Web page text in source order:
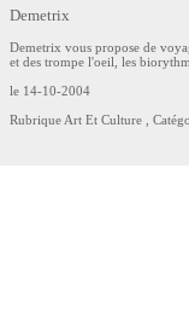
Demetrix
Demetrix vous propose de
et des trompe l'oeil, les
le 14-10-2004
Rubrique Art Et Culture,